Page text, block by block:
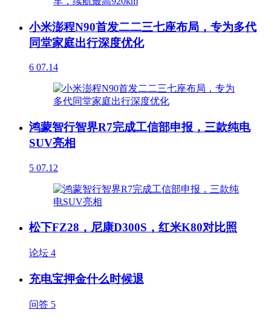
小米澎程N90首发二二三七座布局，专为多代
同堂家庭出行深度优化
6 07.14
鸿蒙智行智界R7完成工信部申报，三款纯电
SUV亮相
5 07.12
松下FZ28，尼康D300S，红米K80对比照
论坛 4
充电宝押金什么时候退
问答 5